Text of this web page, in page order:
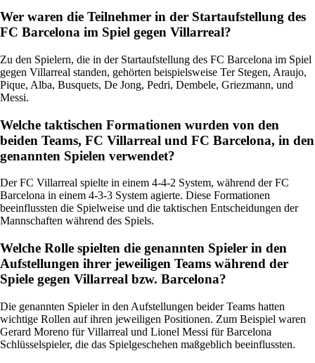
Wer waren die Teilnehmer in der Startaufstellung des
FC Barcelona im Spiel gegen Villarreal?
Zu den Spielern, die in der Startaufstellung des FC Barcelona im Spiel
gegen Villarreal standen, gehörten beispielsweise Ter Stegen, Araujo,
Pique, Alba, Busquets, De Jong, Pedri, Dembele, Griezmann, und
Messi.
Welche taktischen Formationen wurden von den
beiden Teams, FC Villarreal und FC Barcelona, in den
genannten Spielen verwendet?
Der FC Villarreal spielte in einem 4-4-2 System, während der FC
Barcelona in einem 4-3-3 System agierte. Diese Formationen
beeinflussten die Spielweise und die taktischen Entscheidungen der
Mannschaften während des Spiels.
Welche Rolle spielten die genannten Spieler in den
Aufstellungen ihrer jeweiligen Teams während der
Spiele gegen Villarreal bzw. Barcelona?
Die genannten Spieler in den Aufstellungen beider Teams hatten
wichtige Rollen auf ihren jeweiligen Positionen. Zum Beispiel waren
Gerard Moreno für Villarreal und Lionel Messi für Barcelona
Schlüsselspieler, die das Spielgeschehen maßgeblich beeinflussten.